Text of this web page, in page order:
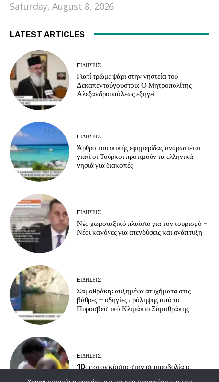
Saturday, August 8, 2026
LATEST ARTICLES
EΙΔΗΣΕΙΣ
Γιατί τρώμε ψάρι στην νηστεία του
Δεκαπενταύγουστου; Ο Μητροπολίτης
Αλεξανδρουπόλεως εξηγεί
EΙΔΗΣΕΙΣ
Άρθρο τουρκικής εφημερίδας αναρωτιέται
γιατί οι Τούρκοι προτιμούν τα ελληνικά
νησιά για διακοπές
EΙΔΗΣΕΙΣ
Νέο χωροταξικό πλαίσιο για τον τουρισμό –
Νέοι κανόνες για επενδύσεις και ανάπτυξη
EΙΔΗΣΕΙΣ
Σαμοθράκη: αυξημένα ατυχήματα στις
βάθρες – οδηγίες πρόληψης από το
Πυροσβεστικό Κλιμάκιο Σαμοθράκης
EΙΔΗΣΕΙΣ
10ος στον κόσμο στην σφαιροβολία ο